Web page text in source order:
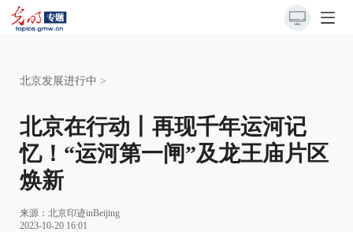
北京发展进行中 >
北京在行动丨再现千年运河记
忆！“运河第一闸”及龙王庙片区
焕新
来源：北京印迹inBeijing
2023-10-20 16:01